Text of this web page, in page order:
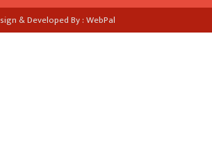
& Developed By : WebPal